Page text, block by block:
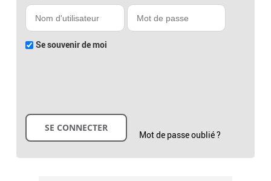
Se souvenir de moi
Mot de passe oublié ?